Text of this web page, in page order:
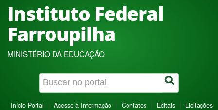
Instituto Federal
Farroupilha
MINISTÉRIO DA EDUCAÇÃO
Início Portal Acesso à Informação Contatos Editais Licitações